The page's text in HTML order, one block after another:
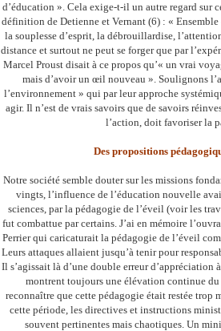
d’éducation ». Cela exige-t-il un autre regard sur
définition de Detienne et Vernant (6) : «
la souplesse d’esprit, la débrouillardise,
distance et surtout ne peut se forger que par
Marcel Proust disait à ce propos qu’« un vrai
mais d’avoir un œil nouveau ». Soulignons
l’environnement » qui par leur approche
agir. Il n’est de vrais savoirs que de savoirs
l’action, doit favoriser la
Des propositions
Notre société semble douter sur les missions
vingts, l’influence de l’éducation nouvelle
sciences, par la pédagogie de l’éveil (voir les
fut combattue par certains. J’ai en mémoire
Perrier qui caricaturait la pédagogie de l’éveil
Leurs attaques allaient jusqu’à tenir pour
Il s’agissait là d’une double erreur d’appréciation
montrent toujours une élévation continue du
reconnaître que cette pédagogie était restée
cette période, les directives et instructions
souvent pertinentes mais chaotiques. Un